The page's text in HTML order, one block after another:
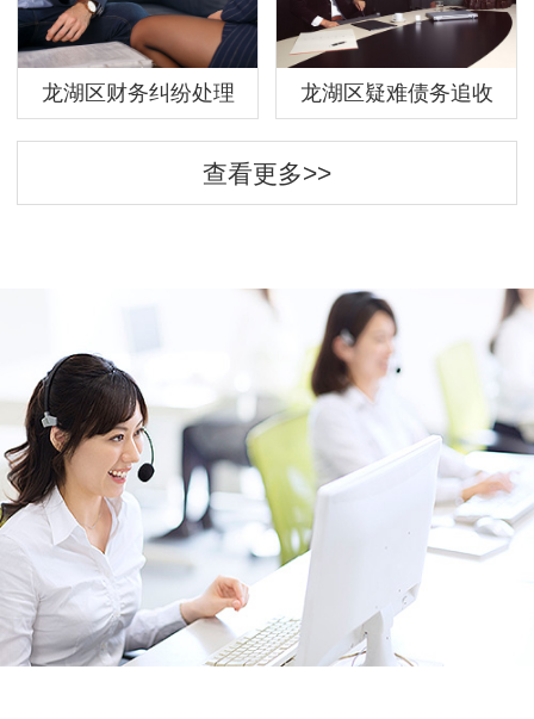
龙湖区财务纠纷处理 龙湖区疑难债务追收
查看更多>>